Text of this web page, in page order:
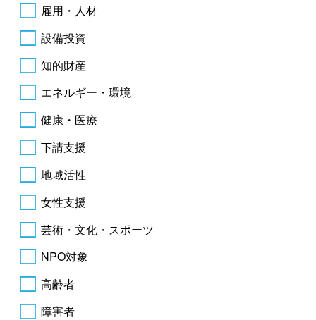
雇用・人材
設備投資
知的財産
エネルギー・環境
健康・医療
下請支援
地域活性
女性支援
芸術・文化・スポーツ
NPO対象
高齢者
障害者